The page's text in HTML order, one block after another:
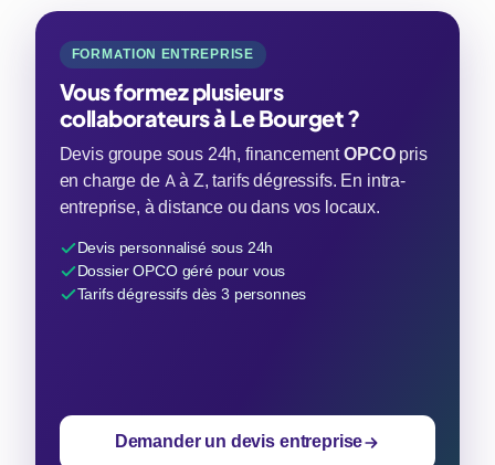
FORMATION ENTREPRISE
Vous formez plusieurs
collaborateurs à Le Bourget ?
Devis groupe sous 24h, financementOPCOpris
en charge de A à Z, tarifs dégressifs. En intra-
entreprise, à distance ou dans vos locaux.
Devis personnalisé sous 24h
Dossier OPCO géré pour vous
Tarifs dégressifs dès 3 personnes
Demander un devis entreprise